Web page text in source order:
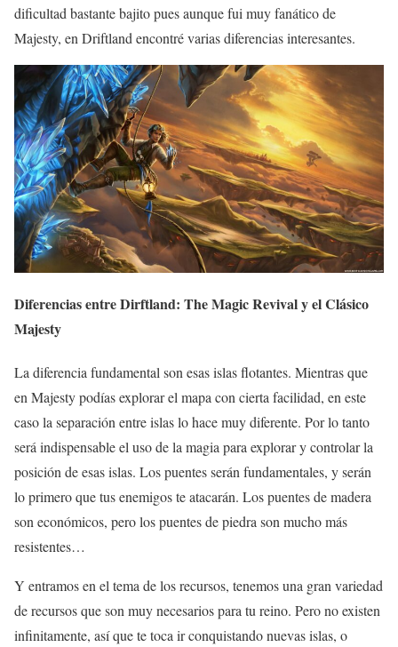
dificultad bastante bajito pues aunque fui muy fanático de
Majesty, en Driftland encontré varias diferencias interesantes.
Diferencias entre Dirftland: The Magic Revival y el Clásico
Majesty
La diferencia fundamental son esas islas flotantes. Mientras que
en Majesty podías explorar el mapa con cierta facilidad, en este
caso la separación entre islas lo hace muy diferente. Por lo tanto
será indispensable el uso de la magia para explorar y controlar la
posición de esas islas. Los puentes serán fundamentales, y serán
lo primero que tus enemigos te atacarán. Los puentes de madera
son económicos, pero los puentes de piedra son mucho más
resistentes…
Y entramos en el tema de los recursos, tenemos una gran variedad
de recursos que son muy necesarios para tu reino. Pero no existen
infinitamente, así que te toca ir conquistando nuevas islas, o